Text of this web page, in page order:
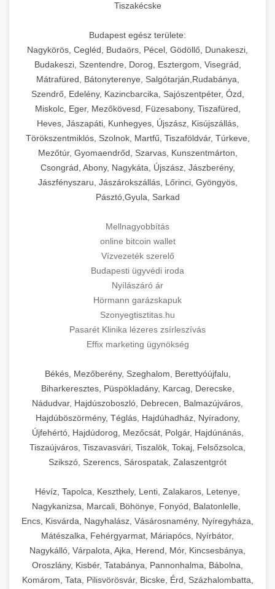
Tiszakécske
Budapest egész területe:
Nagykörös, Cegléd, Budaörs, Pécel, Gödöllő, Dunakeszi,
Budakeszi, Szentendre, Dorog, Esztergom, Visegrád,
Mátrafüred, Bátonyterenye, Salgótarján,Rudabánya,
Szendrő, Edelény, Kazincbarcika, Sajószentpéter, Ózd,
Miskolc, Eger, Mezőkövesd, Füzesabony, Tiszafüred,
Heves, Jászapáti, Kunhegyes, Újszász, Kisújszállás,
Törökszentmiklós, Szolnok, Martfű, Tiszaföldvár, Túrkeve,
Mezőtúr, Gyomaendrőd, Szarvas, Kunszentmárton,
Csongrád, Abony, Nagykáta, Újszász, Jászberény,
Jászfényszaru, Jászárokszállás, Lőrinci, Gyöngyös,
Pásztó,Gyula, Sarkad
Mellnagyobbítás
online bitcoin wallet
Vízvezeték szerelő
Budapesti ügyvédi iroda
Nyílászáró ár
Hörmann garázskapuk
Szonyegtisztitas.hu
Pasarét Klinika lézeres zsírleszívás
Effix marketing ügynökség
Békés, Mezőberény, Szeghalom, Berettyóújfalu,
Biharkeresztes, Püspökladány, Karcag, Derecske,
Nádudvar, Hajdúszoboszló, Debrecen, Balmazújváros,
Hajdúböszörmény, Téglás, Hajdúhadház, Nyíradony,
Újfehértó, Hajdúdorog, Mezőcsát, Polgár, Hajdúnánás,
Tiszaújváros, Tiszavasvári, Tiszalök, Tokaj, Felsőzsolca,
Szikszó, Szerencs, Sárospatak, Zalaszentgrót
Hévíz, Tapolca, Keszthely, Lenti, Zalakaros, Letenye,
Nagykanizsa, Marcali, Böhönye, Fonyód, Balatonlelle,
Encs, Kisvárda, Nagyhalász, Vásárosnamény, Nyíregyháza,
Mátészalka, Fehérgyarmat, Máriapócs, Nyírbátor,
Nagykálló, Várpalota, Ajka, Herend, Mór, Kincsesbánya,
Oroszlány, Kisbér, Tatabánya, Pannonhalma, Bábolna,
Komárom, Tata, Pilisvörösvár, Bicske, Érd, Százhalombatta,